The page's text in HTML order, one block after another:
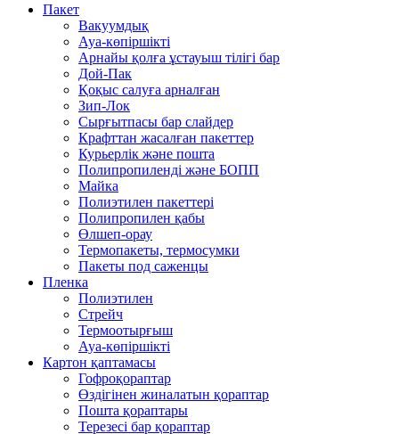
Пакет
Вакуумдық
Ауа-көпіршікті
Арнайы қолға ұстауыш тілігі бар
Дой-Пак
Қоқыс салуға арналған
Зип-Лок
Сырғытпасы бар слайдер
Крафттан жасалған пакеттер
Курьерлік және пошта
Полипропиленді және БОПП
Майка
Полиэтилен пакеттері
Полипропилен қабы
Өлшеп-орау
Термопакеты, термосумки
Пакеты под саженцы
Пленка
Полиэтилен
Стрейч
Термоотырғыш
Ауа-көпіршікті
Картон қаптамасы
Гофроқораптар
Өздігінен жиналатын қораптар
Пошта қораптары
Терезесі бар қораптар